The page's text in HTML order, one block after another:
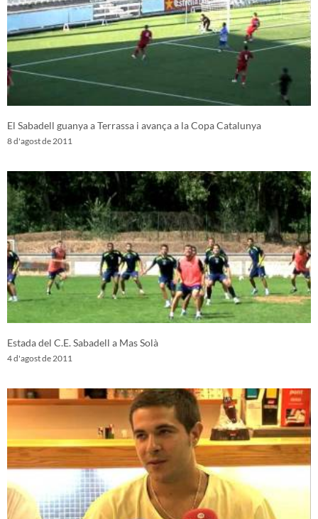
El Sabadell guanya a Terrassa i avança a la Copa Catalunya
8 d'agost de 2011
Estada del C.E. Sabadell a Mas Solà
4 d'agost de 2011